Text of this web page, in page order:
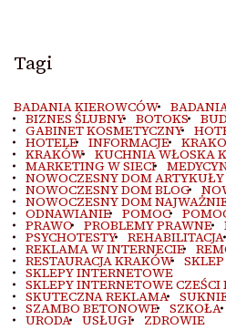
Tagi
BADANIA KIEROWCÓW
BIZNES ŚLUBNY BOTOKS
GABINET KOSMETYCZNY
HOTELE INFORMACJE
KRAKÓW KUCHNIA WŁOSKA
MARKETING W SIECI
NOWOCZESNY DOM ARTYKUŁY
NOWOCZESNY DOM BLOG
NOWOCZESNY DOM
ODNAWIANIE POMOC
PRAWO PROBLEMY PRAWNE
PSYCHOTESTY REHABILITACJA
REKLAMA W INTERNECIE
RESTAURACJA KRAKÓW
SKLEPY INTERNETOWE
SKLEPY INTERNETOWE CZEŚCI
SKUTECZNA REKLAMA
SZAMBO BETONOWE SZKOŁA
URODA USŁUGI ZDROWIE